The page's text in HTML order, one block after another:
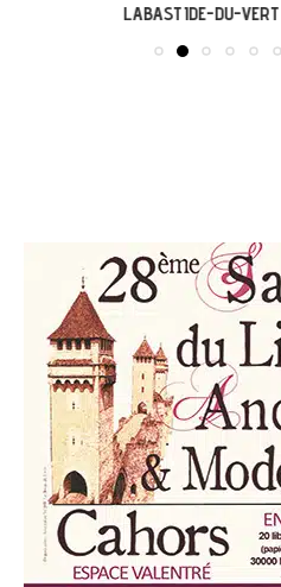
LABASTIDE-DU-VERT :